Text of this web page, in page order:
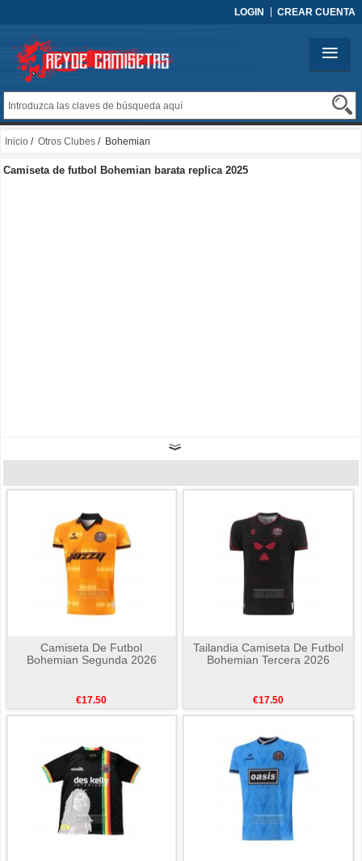
LOGIN CREAR CUENTA
Inicio / Otros Clubes / Bohemian
Camiseta de futbol Bohemian barata replica 2025
Camiseta De Futbol
Bohemian Segunda 2026
€17.50
Tailandia Camiseta De Futbol
Bohemian Tercera 2026
€17.50